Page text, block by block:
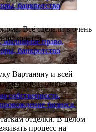
банкротство
жилищное право,
банкротство
собственность,
бизнеса,
Всё сделали в очень
хочется
Вартаняну и всей
и главное-
отделки. В целом
процесс на